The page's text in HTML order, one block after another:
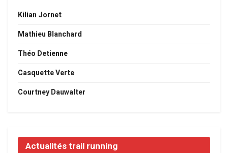
Kilian Jornet
Mathieu Blanchard
Théo Detienne
Casquette Verte
Courtney Dauwalter
Actualités trail running